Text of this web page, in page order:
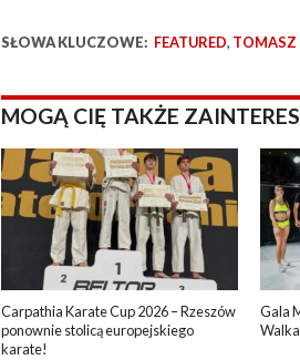
SŁOWA KLUCZOWE: FEATURED, TOMASZ
MOGĄ CIĘ TAKŻE
Carpathia Karate Cup 2026 – Rzeszów
ponownie stolicą europejskiego
karate!
Gala